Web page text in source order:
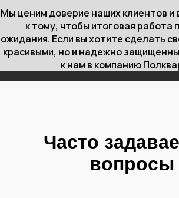
Мы ценим доверие наших клиентов и
к тому, чтобы итоговая работа
ожидания. Если вы хотите сделать
красивыми, но и надежно
к нам в компанию
Часто
вопросы